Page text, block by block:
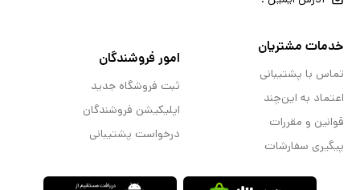
خدمات مشتریان
تماس با پشتیبانی
اعتماد به این‌چند
قوانین و مقررات
پیگیری سفارشات
امور فروشندگان
ثبت فروشگاه جدید
اپلیکیشن فروشندگان
درخواست پشتیبانی